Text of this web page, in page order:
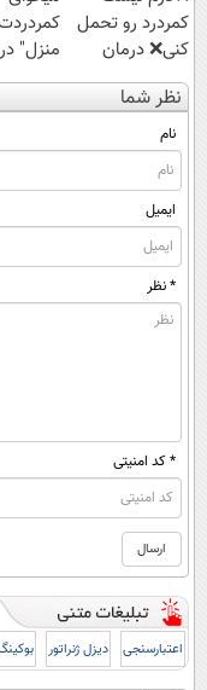
کمردرد رو تحمل
کنی❌ درمان
بدون جراحی و
قرص
(پرسشنامه)
منزل"
کنی؟
نظر شما
نام
ایمیل
* نظر
* کد امنیتی
اعتبارسنجی دیزل ژنراتور